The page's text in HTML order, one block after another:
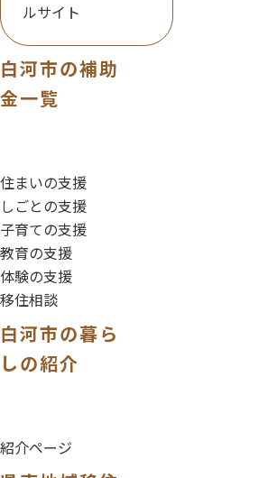
ルサイト
白河市の補助
金一覧
住まいの支援
しごとの支援
子育ての支援
教育の支援
体験の支援
移住相談
白河市の暮ら
しの紹介
紹介ページ